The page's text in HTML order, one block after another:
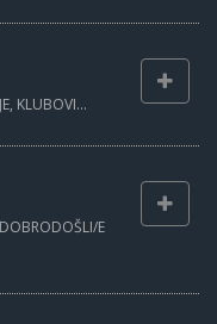
KLUBOVI...
E